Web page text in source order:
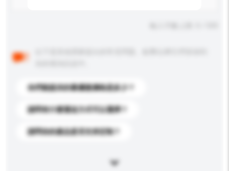
你們能提供的最優惠價格是多少？
請問有什麼運送方式可以選擇？
請問你的產品是否支持定制？